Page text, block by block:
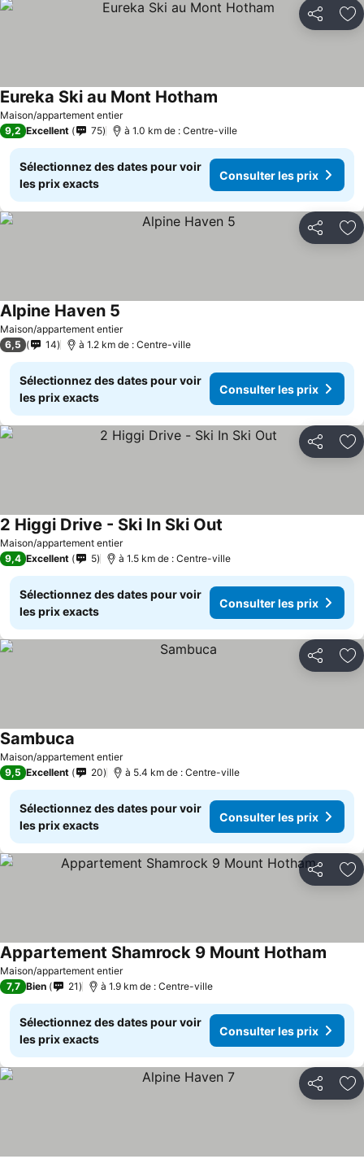
Partager
Maison/appartement entier
Eureka Ski au Mont Hotham
9,2 Excellent 75 à 1.0 km de : Centre-ville
Sélectionnez des dates pour voir
les prix exacts
Consulter les prix
Partager
Maison/appartement entier
Alpine Haven 5
6,5 14 à 1.2 km de : Centre-ville
Sélectionnez des dates pour voir
les prix exacts
Consulter les prix
Partager
Maison/appartement entier
2 Higgi Drive - Ski In Ski Out
9,4 Excellent 5 à 1.5 km de : Centre-ville
Sélectionnez des dates pour voir
les prix exacts
Consulter les prix
Partager
Maison/appartement entier
Sambuca
9,5 Excellent 20 à 5.4 km de : Centre-ville
Sélectionnez des dates pour voir
les prix exacts
Consulter les prix
Partager
Maison/appartement entier
Appartement Shamrock 9 Mount Hotham
7,7 Bien 21 à 1.9 km de : Centre-ville
Sélectionnez des dates pour voir
les prix exacts
Consulter les prix
Partager